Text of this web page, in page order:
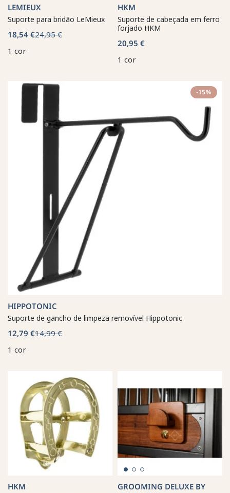
LEMIEUX
Suporte para bridão LeMieux
18,54 €24,95 €
1 cor
HKM
Suporte de cabeçada em ferro
forjado HKM
20,95 €
1 cor
-15%
HIPPOTONIC
Suporte de gancho de limpeza removível Hippotonic
12,79 €14,99 €
1 cor
HKM
GROOMING DELUXE BY